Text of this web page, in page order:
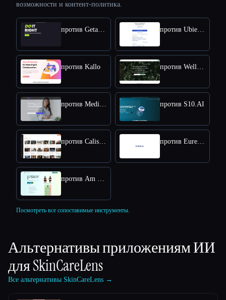
возможности и контент-политика.
против Getactyv против Ubie AI Symptom Checker
против Kallo против Well Me Right
против Medidex Connect против S10.AI
против Calisthenics Workout Plan против Eureka Health
против Am I Getting Fatter Quiz
Посмотреть все сопоставимые инструменты.
Альтернативы приложениям ИИ
дляSkinCareLens
Все альтернативы SkinCareLens →